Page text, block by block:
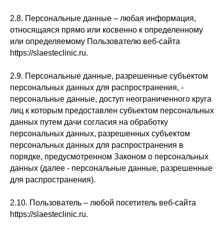
2.8. Персональные данные – любая информация,
относящаяся прямо или косвенно к определенному
или определяемому Пользователю веб-сайта
https://slaesteclinic.ru.
2.9. Персональные данные, разрешенные субъектом
персональных данных для распространения, -
персональные данные, доступ неограниченного круга
лиц к которым предоставлен субъектом персональных
данных путем дачи согласия на обработку
персональных данных, разрешенных субъектом
персональных данных для распространения в
порядке, предусмотренном Законом о персональных
данных (далее - персональные данные, разрешенные
для распространения).
2.10. Пользователь – любой посетитель веб-сайта
https://slaesteclinic.ru.